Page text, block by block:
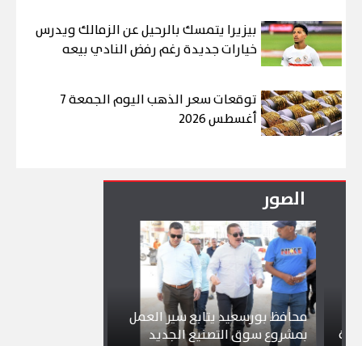
بيزيرا يتمسك بالرحيل عن الزمالك ويدرس
خيارات جديدة رغم رفض النادي بيعه
توقعات سعر الذهب اليوم الجمعة 7
أغسطس 2026
الصور
محافظ بورسعيد يتابع سير العمل
بمشروع سوق التصنيع الجديد